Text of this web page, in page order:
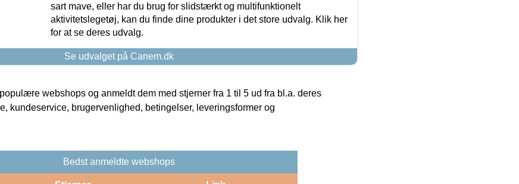
sart mave, eller har du brug for slidstærkt og multifunktionelt
aktivitetslegetøj, kan du finde dine produkter i det store udvalg. Klik her
for at se deres udvalg.
Se udvalget på Canem.dk
webshops og anmeldt dem med stjerner fra 1 til 5 ud fra bl.a. deres
kundeservice, brugervenlighed, betingelser, leveringsformer og
Bedst anmeldte webshops